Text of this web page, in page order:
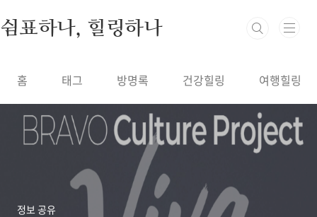
쉼표하나, 힐링하나
홈 태그 방명록 건강힐링 여행힐링
정보 공유